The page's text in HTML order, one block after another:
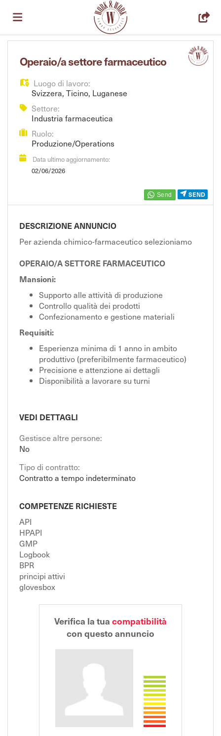
Offerte
di
lavoro
Carica
ilLogin
EN
FR
IT
ES
SEND
Operaio/a settore farmaceutico
Luogo di lavoro:
Svizzera, Ticino, Luganese
Settore:
Industria farmaceutica
Ruolo:
Produzione/Operations
Data ultimo aggiornamento:
02/06/2026
DESCRIZIONE ANNUNCIO
Per azienda chimico-farmaceutico selezioniamo
OPERAIO/A SETTORE FARMACEUTICO
Mansioni:
Supporto alle attività di produzione
Controllo qualità dei prodotti
Confezionamento e gestione materiali
Requisiti:
Esperienza minima di 1 anno in ambito
produttivo (preferibilmente farmaceutico)
Precisione e attenzione ai dettagli
Disponibilità a lavorare su turni
VEDI DETTAGLI
Gestisce altre persone:
No
Tipo di contratto:
Contratto a tempo indeterminato
COMPETENZE RICHIESTE
API
HPAPI
GMP
Logbook
BPR
principi attivi
glovesbox
Verifica la tua compatibilità
con questo annuncio